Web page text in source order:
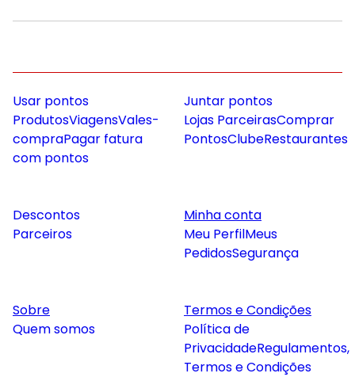
Usar pontos
ProdutosViagensVales-
compraPagar fatura
com pontos
Juntar pontos
Lojas ParceirasComprar
PontosClubeRestaurantes
Descontos
Parceiros
Minha conta
Meu PerfilMeus
PedidosSegurança
Sobre
Quem somos
Termos e Condições
Política de
PrivacidadeRegulamentos,
Termos e Condições